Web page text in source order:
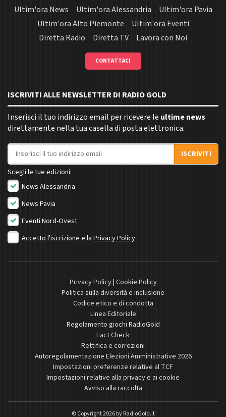
Ultim'ora News
Ultim'ora Alessandria
Ultim'ora Pavia
Ultim'ora Alto Piemonte
Ultim'ora Eventi
Diretta Radio
Diretta TV Lavora con Noi
CONTATTACI
ISCRIVITI ALLE NEWSLETTER DI RADIO GOLD
Inserisci il tuo indirizzo email per ricevere le ultime news
direttamente nella tua casella di posta elettronica.
Indirizzo email
ISCRIVITI
Scegli le tue edizioni:
News Alessandria
News Pavia
Eventi Nord-Ovest
Accetto l'iscrizione e la Privacy Policy
Privacy Policy| Cookie Policy
Politica sulla diversità e inclusione
Codice etico e di condotta
Linea Editoriale
Regolamento giochi RadioGold
Fact Check
Rettifica e correzioni
Autoregolamentazione Elezioni Amministrative 2026
Impostazioni preferenze relative al TCF
Impostazioni relative alla privacy e ai cookie
Avviso alla raccolta
© Copyright 2026 byRadioGold.it